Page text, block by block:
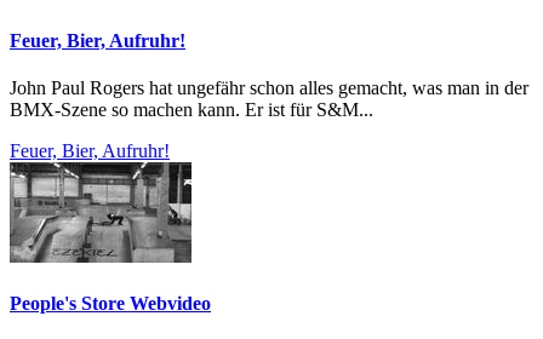
Feuer, Bier, Aufruhr!
John Paul Rogers hat ungefähr schon alles gemacht, was man in der
BMX-Szene so machen kann. Er ist für S&M...
Feuer, Bier, Aufruhr!
People's Store Webvideo